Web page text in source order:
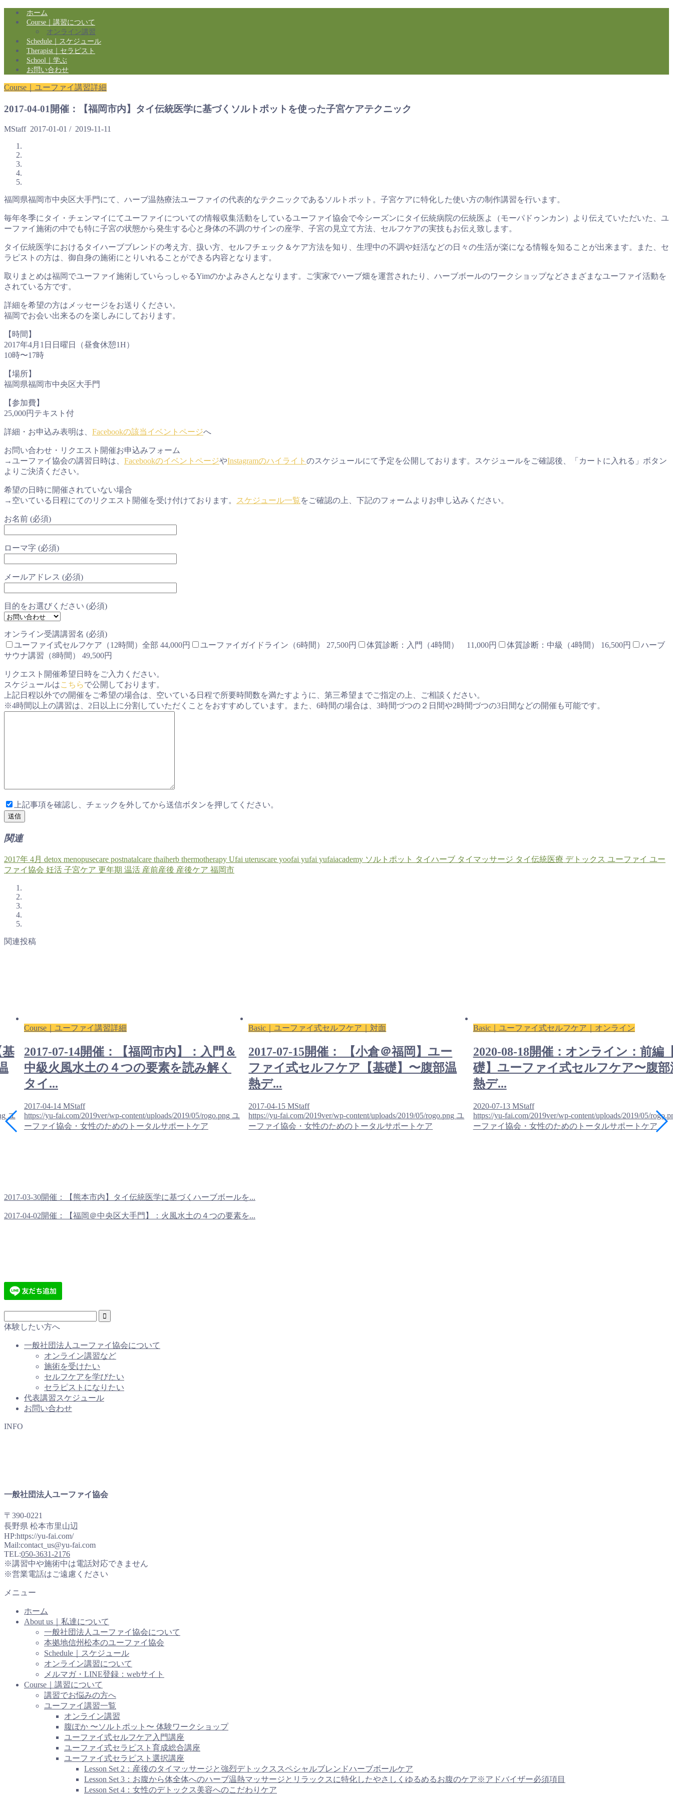
ホーム
Course｜講習について
オンライン講習
Schedule｜スケジュール
Therapist｜セラピスト
School｜学ぶ
お問い合わせ
Course｜ユーファイ講習詳細
2017-04-01開催：【福岡市内】タイ伝統医学に基づくソルトポットを使った子宮ケアテクニック
MStaff 2017-01-01 / 2019-11-11
福岡県福岡市中央区大手門にて、ハーブ温熱療法ユーファイの代表的なテクニックであるソルトポット。子宮ケアに特化した使い方の制作講習を行います。
毎年冬季にタイ・チェンマイにてユーファイについての情報収集活動をしているユーファイ協会で今シーズンにタイ伝統病院の伝統医よ（モーパドゥンカン）より伝えていただいた、ユ
ーファイ施術の中でも特に子宮の状態から発生する心と身体の不調のサインの座学、子宮の見立て方法、セルフケアの実技もお伝え致します。
タイ伝統医学におけるタイハーブブレンドの考え方、扱い方、セルフチェック＆ケア方法を知り、生理中の不調や妊活などの日々の生活が楽になる情報を知ることが出来ます。また、セ
ラピストの方は、御自身の施術にとりいれることができる内容となります。
取りまとめは福岡でユーファイ施術していらっしゃるYimのかよみさんとなります。ご実家でハーブ畑を運営されたり、ハーブボールのワークショップなどさまざまなユーファイ活動を
されている方です。
詳細を希望の方はメッセージをお送りください。
福岡でお会い出来るのを楽しみにしております。
【時間】
2017年4月1日日曜日（昼食休憩1H）
10時〜17時
【場所】
福岡県福岡市中央区大手門
【参加費】
25,000円テキスト付
詳細・お申込み表明は、 Facebookの該当イベントページへ
お問い合わせ・リクエスト開催お申込みフォーム
→ユーファイ協会の講習日時は、 FacebookのイベントページやInstagramのハイライト のスケジュールにて予定を公開しております。スケジュールをご確認後、「カートに入れる」ボタン
よりご決済ください。
希望の日時に開催されていない場合
→空いている日程にてのリクエスト開催を受け付けております。 スケジュール一覧をご確認の上、下記のフォームよりお申し込みください。
お名前 (必須)
ローマ字 (必須)
メールアドレス (必須)
目的をお選びください (必須)
オンライン受講講習名 (必須)
ユーファイ式セルフケア（12時間）全部 44,000円
ユーファイガイドライン（6時間） 27,500円 体質診断：入門（4時間） 11,000円 体質診断：中級（4時間） 16,500円
ハーブ
サウナ講習（8時間） 49,500円
リクエスト開催希望日時をご入力ください。
スケジュールはこちらで公開しております。
上記日程以外での開催をご希望の場合は、空いている日程で所要時間数を満たすように、第三希望までご指定の上、ご相談ください。
※4時間以上の講習は、2日以上に分割していただくことをおすすめしています。また、6時間の場合は、3時間づつの２日間や2時間づつの3日間などの開催も可能です。
上記事項を確認し、チェックを外してから送信ボタンを押してください。
関連
2017年 4月 detox menopusecare postnatalcare thaiherb thermotherapy Ufai uteruscare yoofai yufai yufaiacademy ソルトポット タイハーブ タイマッサージ タイ伝統医療 デトックス ユーファイ ユー
ファイ協会 妊活 子宮ケア 更年期 温活 産前産後 産後ケア 福岡市
関連投稿
基
ユ
Course｜ユーファイ講習詳細
2017-07-14開催：【福岡市内】：入門＆
中級火風水土の４つの要素を読み解く
タイ...
2017-04-14 MStaff
https://yu-fai.com/2019ver/wp-content/uploads/2019/05/rogo.png ユ
ーファイ協会・女性のためのトータルサポートケア
Basic｜ユーファイ式セルフケア｜対面
2017-07-15開催： 【小倉＠福岡】ユー
ファイ式セルフケア【基礎】〜腹部温
熱デ...
2017-04-15 MStaff
https://yu-fai.com/2019ver/wp-content/uploads/2019/05/rogo.png ユ
ーファイ協会・女性のためのトータルサポートケア
Basic｜ユーファイ式セルフケア｜オンライン
2020-08-18開催：オンライン：前編
礎】ユーファイ式セルフケア〜腹部
熱デ...
2020-07-13 MStaff
https://yu-fai.com/2019ver/wp-content/uploads/2019/05/
ーファイ協会・女性のためのトータルサポートケア
2017-03-30開催：【熊本市内】タイ伝統医学に基づくハーブボールを...
2017-04-02開催：【福岡＠中央区大手門】：火風水土の４つの要素を...
体験したい方へ
一般社団法人ユーファイ協会について
オンライン講習など
施術を受けたい
セルフケアを学びたい
セラピストになりたい
代表講習スケジュール
お問い合わせ
INFO
一般社団法人ユーファイ協会
〒390-0221
長野県 松本市里山辺
HP:https://yu-fai.com/
Mail:contact_us@yu-fai.com
TEL:050-3631-2176
※講習中や施術中は電話対応できません
※営業電話はご遠慮ください
メニュー
ホーム
About us｜私達について
一般社団法人ユーファイ協会について
本拠地信州松本のユーファイ協会
Schedule｜スケジュール
オンライン講習について
メルマガ・LINE登録：webサイト
Course｜講習について
講習でお悩みの方へ
ユーファイ講習一覧
オンライン講習
腹ぽか 〜ソルトポット〜 体験ワークショップ
ユーファイ式セルフケア入門講座
ユーファイ式セラピスト育成総合講座
ユーファイ式セラピスト選択講座
Lesson Set 2：産後のタイマッサージと強烈デトックススペシャルブレンドハーブボールケア
Lesson Set 3：お腹から体全体へのハーブ温熱マッサージとリラックスに特化したやさしくゆるめるお腹のケア※アドバイザー必須項目
Lesson Set 4：女性のデトックス美容へのこだわりケア